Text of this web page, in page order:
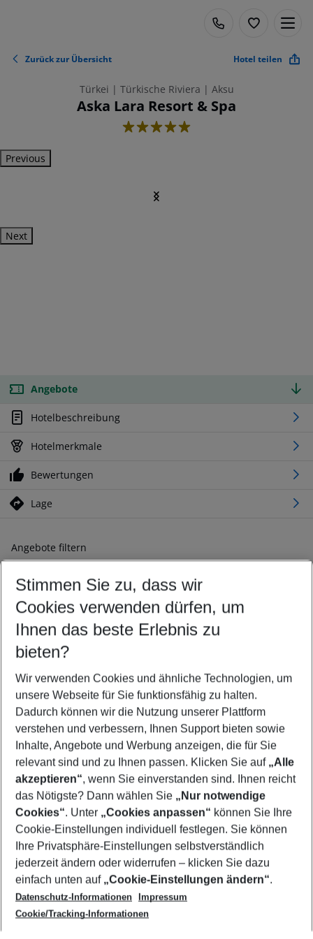
Zurück zur Übersicht Hotel teilen
Türkei | Türkische Riviera | Aksu
Aska Lara Resort & Spa
5
Previous
Next
Angebote
Hotelbeschreibung
Hotelmerkmale
Bewertungen
Lage
Angebote filtern
Ändern Sie Ihre Kriterien nach Ihren Wünschen
Abflughafen wählen
Beliebiger Abflughafen
Reisezeitraum wählen
11.08.26– 09.08.27 5-8 Nächte
2 Erwachsene Keine Kinder
Mehr Filter anzeigen
Footer
Footer navigation
Über uns
AGB
Cookie-Einstellungen ändern
Cookie-Richtlinie
Datenschutz
Service & Hilfe
Barrierefreies Reisen
Check-in
Folgen Sie uns
Stimmen Sie zu, dass wir
Cookies verwenden dürfen, um
Ihnen das beste Erlebnis zu
bieten?
Wir verwenden Cookies und ähnliche Technologien, um
unsere Webseite für Sie funktionsfähig zu halten.
Dadurch können wir die Nutzung unserer Plattform
verstehen und verbessern, Ihnen Support bieten sowie
Inhalte, Angebote und Werbung anzeigen, die für Sie
relevant sind und zu Ihnen passen. Klicken Sie auf „Alle
akzeptieren“, wenn Sie einverstanden sind. Ihnen reicht
das Nötigste? Dann wählen Sie „Nur notwendige
Cookies“. Unter „Cookies anpassen“ können Sie Ihre
Cookie-Einstellungen individuell festlegen. Sie können
Ihre Privatsphäre-Einstellungen selbstverständlich
jederzeit ändern oder widerrufen – klicken Sie dazu
einfach unten auf „Cookie-Einstellungen ändern“.
Datenschutz-Informationen
Impressum
Cookie/Tracking-Informationen